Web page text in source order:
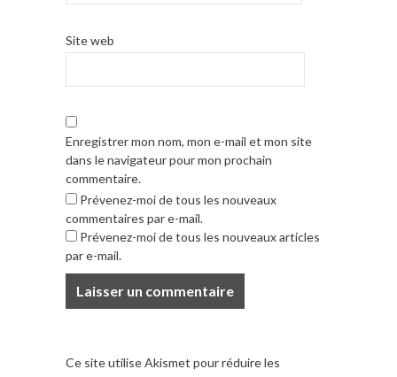
Site web
Enregistrer mon nom, mon e-mail et mon site
dans le navigateur pour mon prochain
commentaire.
Prévenez-moi de tous les nouveaux
commentaires par e-mail.
Prévenez-moi de tous les nouveaux articles
par e-mail.
Ce site utilise Akismet pour réduire les